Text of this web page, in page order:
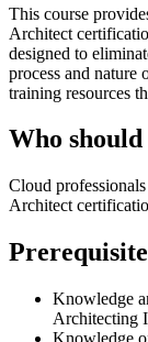
This course
Architect
designed to
process and nature
training resources
Who
Cloud
Architect
Knowledge
Architecting